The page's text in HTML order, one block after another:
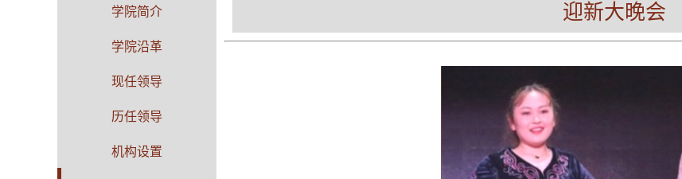
学院简介
学院沿革
现任领导
历任领导
机构设置
迎新大晚会